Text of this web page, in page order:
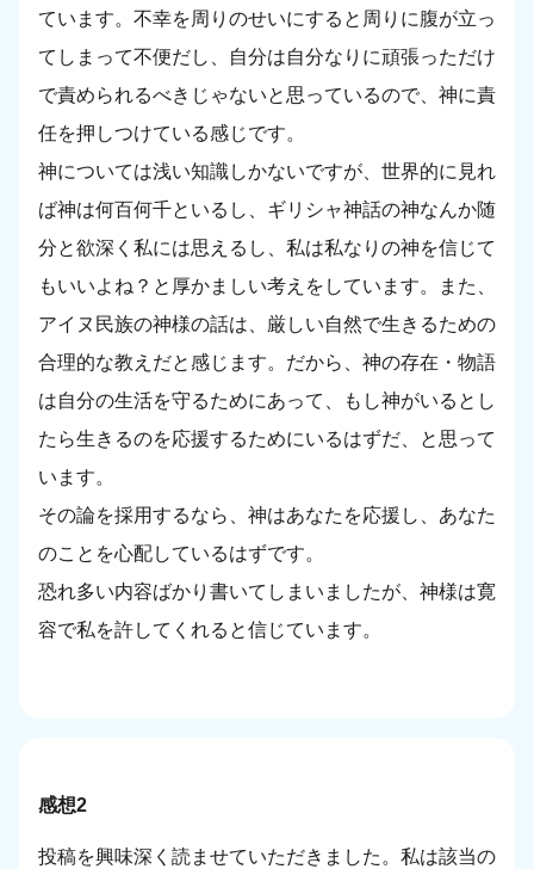
ています。不幸を周りのせいにすると周りに腹が立っ
てしまって不便だし、自分は自分なりに頑張っただけ
で責められるべきじゃないと思っているので、神に責
任を押しつけている感じです。
神については浅い知識しかないですが、世界的に見れ
ば神は何百何千といるし、ギリシャ神話の神なんか随
分と欲深く私には思えるし、私は私なりの神を信じて
もいいよね？と厚かましい考えをしています。また、
アイヌ民族の神様の話は、厳しい自然で生きるための
合理的な教えだと感じます。だから、神の存在・物語
は自分の生活を守るためにあって、もし神がいるとし
たら生きるのを応援するためにいるはずだ、と思って
います。
その論を採用するなら、神はあなたを応援し、あなた
のことを心配しているはずです。
恐れ多い内容ばかり書いてしまいましたが、神様は寛
容で私を許してくれると信じています。
感想2
投稿を興味深く読ませていただきました。私は該当の